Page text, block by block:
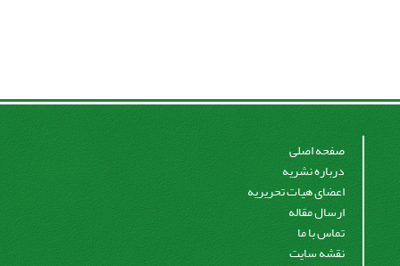
صفحه اصلی
درباره نشریه
اعضای هیات تحریریه
ارسال مقاله
تماس با ما
نقشه سایت